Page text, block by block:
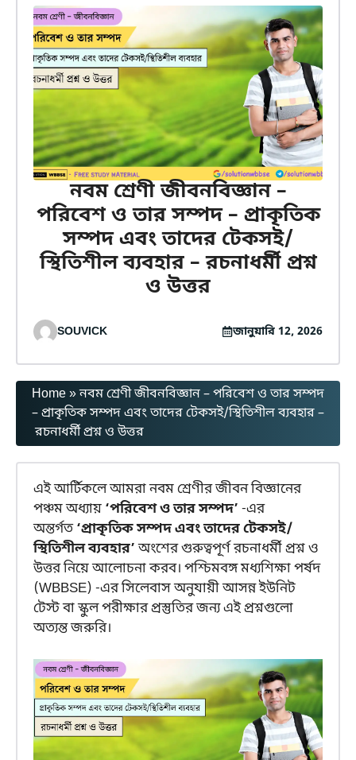
নবম শ্রেণী জীবনবিজ্ঞান –
পরিবেশ ও তার সম্পদ – প্রাকৃতিক
সম্পদ এবং তাদের টেকসই/
স্থিতিশীল ব্যবহার – রচনাধর্মী প্রশ্ন
ও উত্তর
SOUVICK জানুয়ারি 12, 2026
Home»নবম শ্রেণী জীবনবিজ্ঞান – পরিবেশ ও তার সম্পদ
– প্রাকৃতিক সম্পদ এবং তাদের টেকসই/স্থিতিশীল ব্যবহার –
রচনাধর্মী প্রশ্ন ও উত্তর
এই আর্টিকলে আমরা নবম শ্রেণীর জীবন বিজ্ঞানের
পঞ্চম অধ্যায় ‘পরিবেশ ও তার সম্পদ’ -এর
অন্তর্গত‘প্রাকৃতিক সম্পদ এবং তাদের টেকসই/
স্থিতিশীল ব্যবহার’অংশের গুরুত্বপূর্ণ রচনাধর্মী প্রশ্ন ও
উত্তর নিয়ে আলোচনা করব। পশ্চিমবঙ্গ মধ্যশিক্ষা পর্ষদ
(WBBSE) -এর সিলেবাস অনুযায়ী আসন্ন ইউনিট
টেস্ট বা স্কুল পরীক্ষার প্রস্তুতির জন্য এই প্রশ্নগুলো
অত্যন্ত জরুরি।